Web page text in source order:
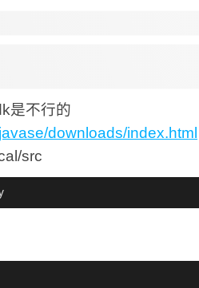
是不行的
downloads/index.html
src